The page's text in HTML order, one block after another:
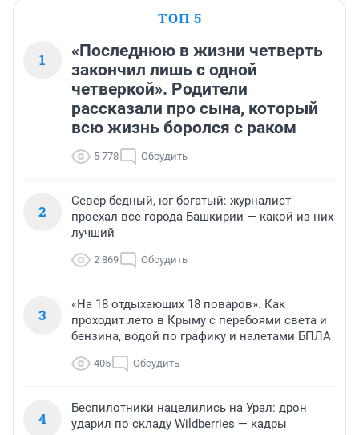
ТОП 5
1
«Последнюю в жизни четверть
закончил лишь с одной
четверкой». Родители
рассказали про сына, который
всю жизнь боролся с раком
5 778 Обсудить
2
Север бедный, юг богатый: журналист
проехал все города Башкирии — какой из них
лучший
2 869 Обсудить
3
«На 18 отдыхающих 18 поваров». Как
проходит лето в Крыму с перебоями света и
бензина, водой по графику и налетами БПЛА
405 Обсудить
4
Беспилотники нацелились на Урал: дрон
ударил по складу Wildberries — кадры